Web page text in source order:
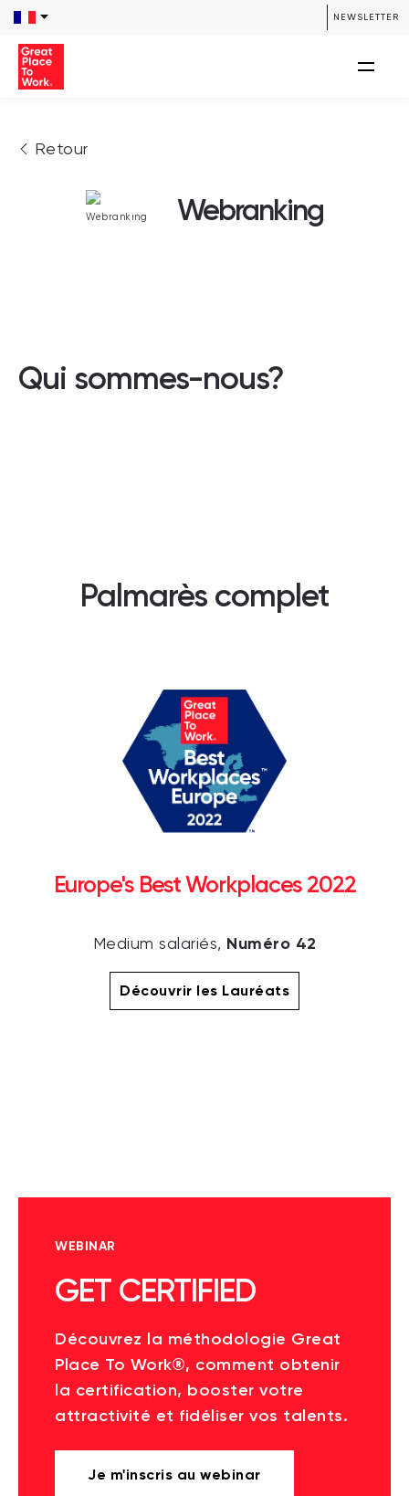
NEWSLETTER
Retour
Webranking
Qui sommes-nous?
Palmarès complet
Europe's Best Workplaces 2022
Medium salariés, Numéro 42
Découvrir les Lauréats
WEBINAR
GET CERTIFIED
Découvrez la méthodologie Great
Place To Work®, comment obtenir
la certification, booster votre
attractivité et fidéliser vos talents.
Je m'inscris au webinar